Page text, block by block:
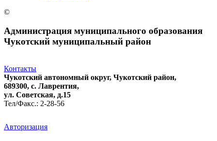
©
Администрация муниципального образования
Чукотский муниципальный район
Контакты
Чукотский автономный округ, Чукотский район,
689300, с. Лаврентия,
ул. Советская, д.15
Тел/Факс.: 2-28-56
Авторизация